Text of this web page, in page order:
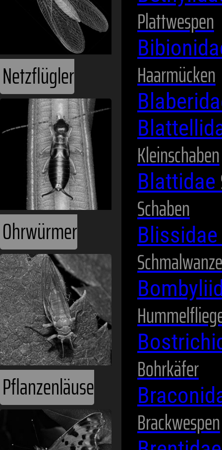
Netzflügler
Ohrwürmer
Pflanzenläuse
Plattwespen
Haarmücken
Kleinschaben
Blattidae
Schaben
Blissidae
Bohrkäfer
Brackwespen